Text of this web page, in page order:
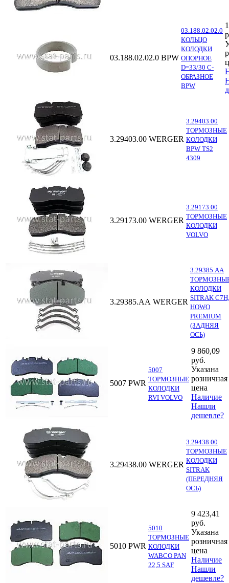
03.188.02.02.0 BPW
03.188.02.02.0
КОЛЬЦО
КОЛОДКИ
ОПОРНОЕ
D=33/30 C-
ОБРАЗНОЕ
BPW
3.29403.00 WERGER
3.29403.00
ТОРМОЗНЫЕ
КОЛОДКИ
BPW TS2
4309
3.29173.00 WERGER
3.29173.00
ТОРМОЗНЫЕ
КОЛОДКИ
VOLVO
3.29385.AA WERGER
3.29385.AA
КОЛОДКИ
SITRAK C7H,
HOWO
PREMIUM
(ЗАДНЯЯ
ОСЬ)
5007 PWR
5007
ТОРМОЗНЫЕ
КОЛОДКИ
RVI VOLVO
9 860,09
руб.
Указана
розничная
цена
Наличие
Нашли
дешевле?
3.29438.00 WERGER
3.29438.00
ТОРМОЗНЫЕ
КОЛОДКИ
SITRAK
(ПЕРЕДНЯЯ
ОСЬ)
5010 PWR
5010
ТОРМОЗНЫЕ
КОЛОДКИ
WABCO PAN
22,5 SAF
9 423,41
руб.
Указана
розничная
цена
Наличие
Нашли
дешевле?